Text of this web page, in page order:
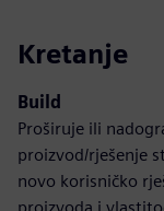
Kretanje
Build
Proširuje ili
proizvod/rješenje
novo korisničko